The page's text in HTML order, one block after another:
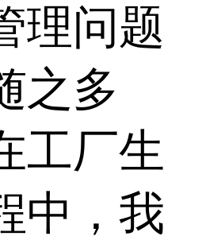
理问题
之多
工厂生
中，我